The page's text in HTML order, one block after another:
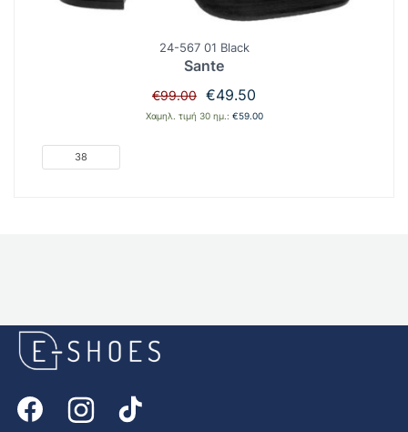
24-567 01 Black
Sante
€99.00 Original
price
€49.50
τρέχουσα
Χαμηλ. τιμή 30 ημ.: €59.00
38